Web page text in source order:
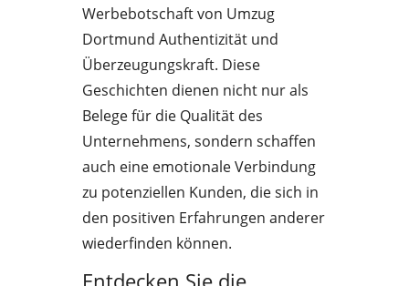
Werbebotschaft von Umzug
Dortmund Authentizität und
Überzeugungskraft. Diese
Geschichten dienen nicht nur als
Belege für die Qualität des
Unternehmens, sondern schaffen
auch eine emotionale Verbindung
zu potenziellen Kunden, die sich in
den positiven Erfahrungen anderer
wiederfinden können.